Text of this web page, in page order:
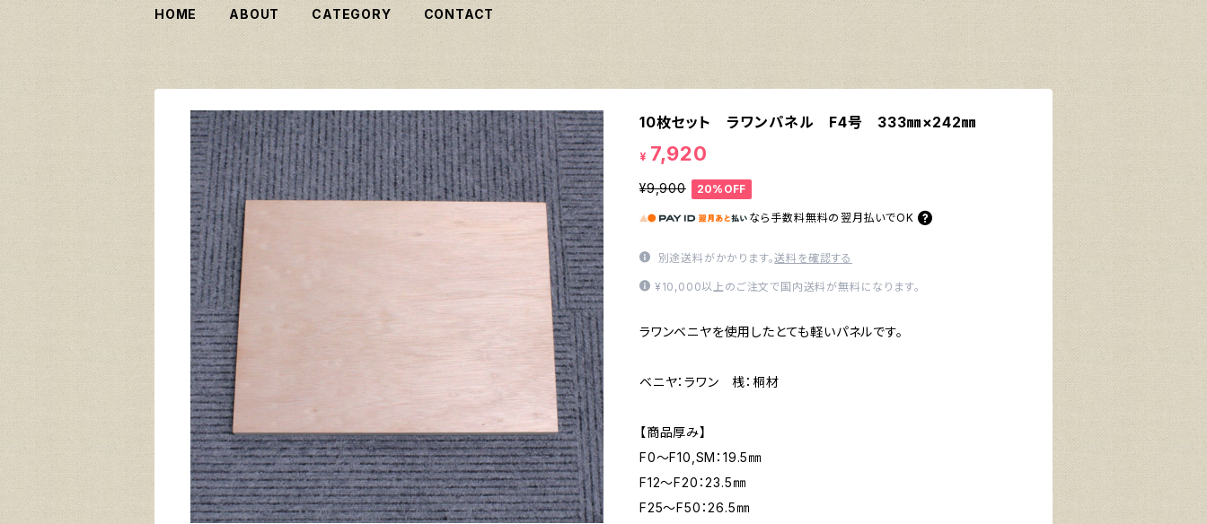
HOME ABOUT CATEGORY CONTACT
10枚セット ラワンパネル F4号 333㎜×242㎜
¥ 7,920
¥9,900 20%OFF
なら 手数料無料の 翌月払いでOK
別途送料がかかります。送料を確認する
¥10,000以上のご注文で国内送料が無料になります。
ラワンベニヤを使用したとても軽いパネルです。
ベニヤ：ラワン 桟：桐材
【商品厚み】
F0～F10,SM：19.5㎜
F12～F20：23.5㎜
F25～F50：26.5㎜